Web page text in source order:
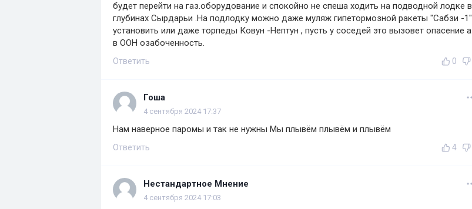
будет перейти на газ.оборудование и спокойно не спеша ходить на подводной лодке в
глубинах Сырдарьи .На подлодку можно даже муляж гипетормозной ракеты "Сабзи -1"
установить или даже торпеды Ковун -Нептун , пусть у соседей это вызовет опасение а
в ООН озабоченность.
Ответить 0
Гоша
4 сентября 2024 17:37
Нам наверное паромы и так не нужны Мы плывём плывём и плывём
Ответить 4
Нестандартное Мнение
4 сентября 2024 17:03